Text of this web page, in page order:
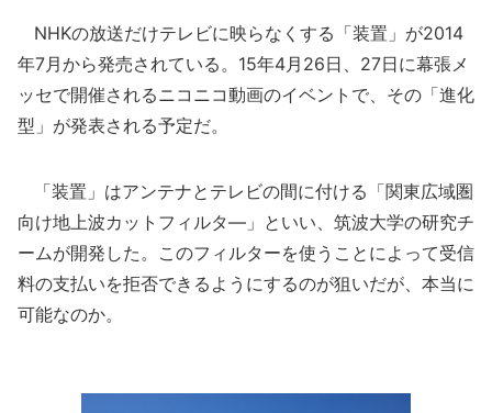
NHKの放送だけテレビに映らなくする「装置」が2014
年7月から発売されている。15年4月26日、27日に幕張メ
ッセで開催されるニコニコ動画のイベントで、その「進化
型」が発表される予定だ。
「装置」はアンテナとテレビの間に付ける「関東広域圏
向け地上波カットフィルタ―」といい、筑波大学の研究チ
ームが開発した。このフィルターを使うことによって受信
料の支払いを拒否できるようにするのが狙いだが、本当に
可能なのか。